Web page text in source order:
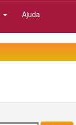
Ajuda